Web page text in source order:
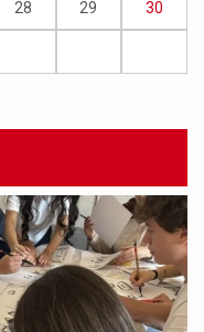
28 29 30